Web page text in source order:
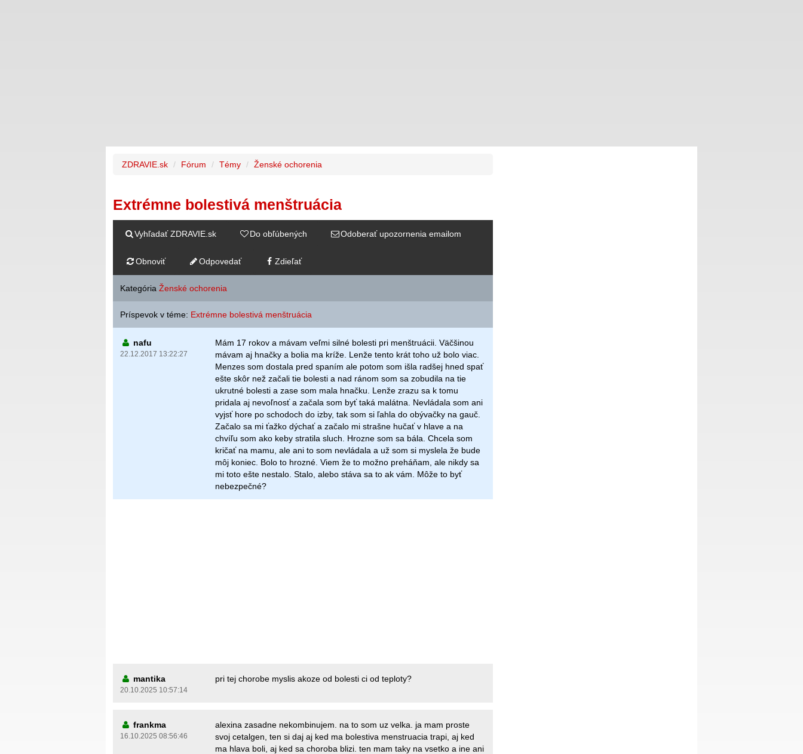
ZDRAVIE.sk Fórum Témy Ženské ochorenia
Extrémne bolestivá menštruácia
Vyhľadať ZDRAVIE.sk Do obľúbených Odoberať upozornenia emailom
Obnoviť Odpovedať Zdieľať
Kategória Ženské ochorenia
Príspevok v téme: Extrémne bolestivá menštruácia
nafu
22.12.2017 13:22:27
Mám 17 rokov a mávam veľmi silné bolesti pri menštruácii. Väčšinou
mávam aj hnačky a bolia ma kríže. Lenže tento krát toho už bolo viac.
Menzes som dostala pred spaním ale potom som išla radšej hned spať
ešte skôr než začali tie bolesti a nad ránom som sa zobudila na tie
ukrutné bolesti a zase som mala hnačku. Lenže zrazu sa k tomu
pridala aj nevoľnosť a začala som byť taká malátna. Nevládala som ani
vyjsť hore po schodoch do izby, tak som si ľahla do obývačky na gauč.
Začalo sa mi ťažko dýchať a začalo mi strašne hučať v hlave a na
chvíľu som ako keby stratila sluch. Hrozne som sa bála. Chcela som
kričať na mamu, ale ani to som nevládala a už som si myslela že bude
môj koniec. Bolo to hrozné. Viem že to možno preháňam, ale nikdy sa
mi toto ešte nestalo. Stalo, alebo stáva sa to ak vám. Môže to byť
nebezpečné?
mantika
20.10.2025 10:57:14
pri tej chorobe myslis akoze od bolesti ci od teploty?
frankma
16.10.2025 08:56:46
alexina zasadne nekombinujem. na to som uz velka. ja mam proste
svoj cetalgen, ten si daj aj ked ma bolestiva menstruacia trapi, aj ked
ma hlava boli, aj ked sa choroba blizi. ten mam taky na vsetko a ine ani